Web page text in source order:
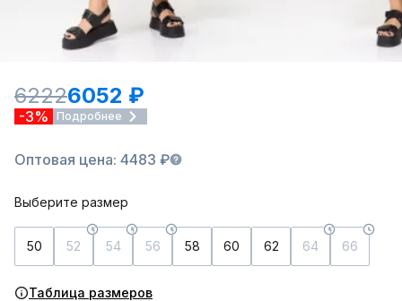
62226052 ₽
-3% Подробнее
Оптовая цена: 4483 ₽
Выберите размер
50 52 54 56 58 60 62 64 66
Таблица размеров